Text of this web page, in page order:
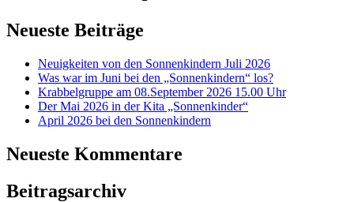
Neueste Beiträge
Neuigkeiten von den Sonnenkindern Juli 2026
Was war im Juni bei den „Sonnenkindern“ los?
Krabbelgruppe am 08.September 2026 15.00 Uhr
Der Mai 2026 in der Kita „Sonnenkinder“
April 2026 bei den Sonnenkindern
Neueste Kommentare
Beitragsarchiv